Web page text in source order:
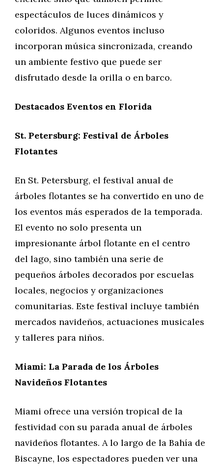
espectáculos de luces dinámicos y
coloridos. Algunos eventos incluso
incorporan música sincronizada, creando
un ambiente festivo que puede ser
disfrutado desde la orilla o en barco.
Destacados Eventos en Florida
St. Petersburg: Festival de Árboles
Flotantes
En St. Petersburg, el festival anual de
árboles flotantes se ha convertido en uno de
los eventos más esperados de la temporada.
El evento no solo presenta un
impresionante árbol flotante en el centro
del lago, sino también una serie de
pequeños árboles decorados por escuelas
locales, negocios y organizaciones
comunitarias. Este festival incluye también
mercados navideños, actuaciones musicales
y talleres para niños.
Miami: La Parada de los Árboles
Navideños Flotantes
Miami ofrece una versión tropical de la
festividad con su parada anual de árboles
navideños flotantes. A lo largo de la Bahía de
Biscayne, los espectadores pueden ver una